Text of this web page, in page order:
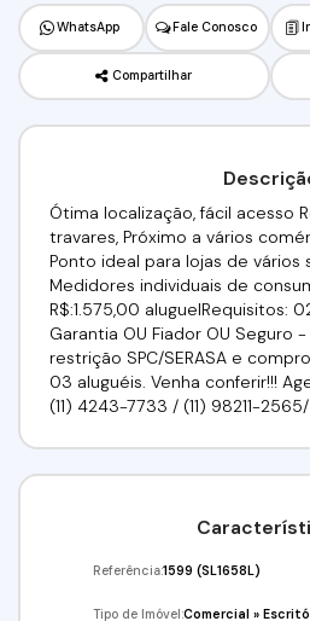
WhatsApp Fale Conosco
Compartilhar
Ótima localização, fácil acesso
travares, Próximo a vários
Ponto ideal para lojas de vários
Medidores individuais de
R$:1.575,00 aluguelRequisitos:
Garantia OU Fiador OU Seguro
restrição SPC/SERASA e
03 aluguéis. Venha conferir!!!
(11) 4243-7733 / (11) 98211-
Referência:1599 (SL1658L)
Tipo de Imóvel:Comercial »